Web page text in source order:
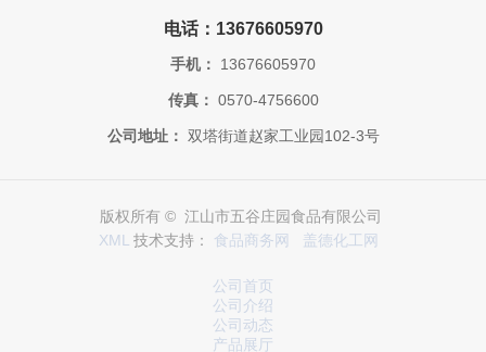
电话：13676605970
手机： 13676605970
传真： 0570-4756600
公司地址： 双塔街道赵家工业园102-3号
版权所有 © 江山市五谷庄园食品有限公司
XML 技术支持： 食品商务网 盖德化工网
公司首页
公司介绍
公司动态
产品展厅